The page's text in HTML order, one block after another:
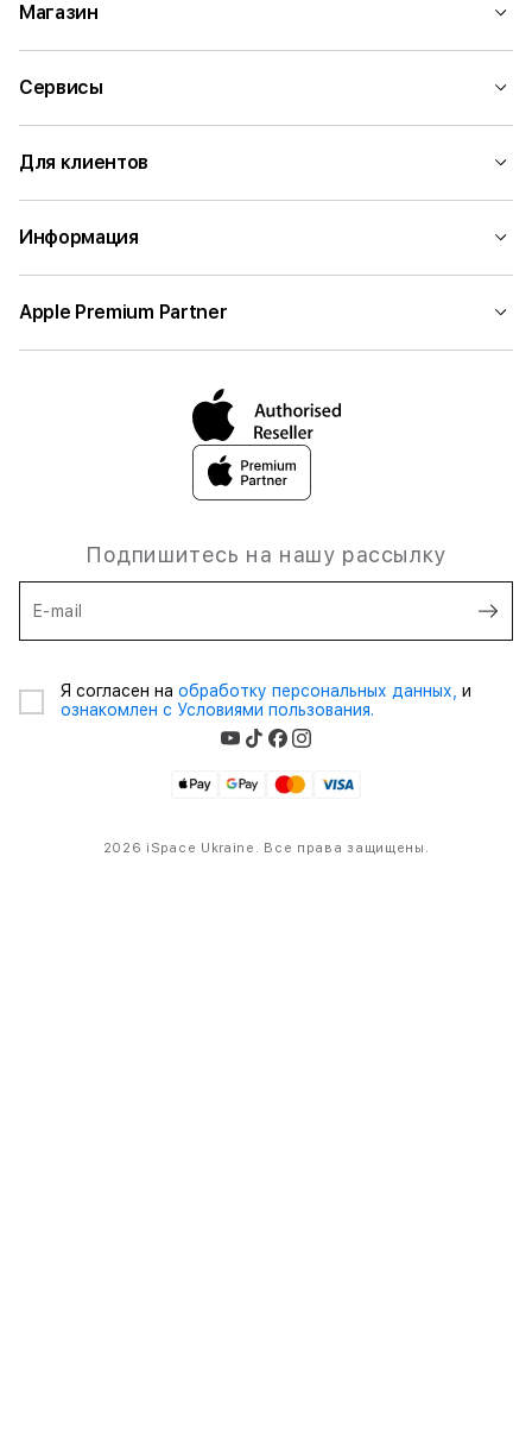
Магазин
Сервисы
Для клиентов
Информация
Apple Premium Partner
Подпишитесь на нашу рассылку
E-mail
Я согласен на обработку персональных данных, и
ознакомлен с Условиями пользования.
2026 iSpace Ukraine. Все права защищены.